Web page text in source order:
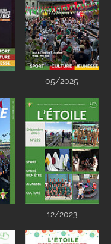
05/2025
12/2023